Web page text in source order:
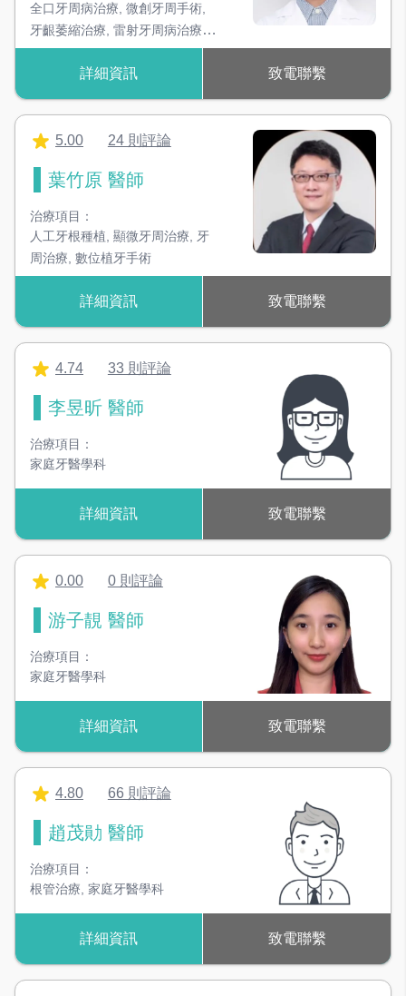
全口牙周病治療, 微創牙周手術,
牙齦萎縮治療, 雷射牙周病治療,
人工牙根種植
詳細資訊 致電聯繫
5.00 24 則評論
葉竹原 醫師
治療項目：
人工牙根種植, 顯微牙周治療, 牙
周治療, 數位植牙手術
詳細資訊 致電聯繫
4.74 33 則評論
李昱昕 醫師
治療項目：
家庭牙醫學科
詳細資訊 致電聯繫
0.00 0 則評論
游子靚 醫師
治療項目：
家庭牙醫學科
詳細資訊 致電聯繫
4.80 66 則評論
趙茂勛 醫師
治療項目：
根管治療 家庭牙醫學科
詳細資訊 致電聯繫